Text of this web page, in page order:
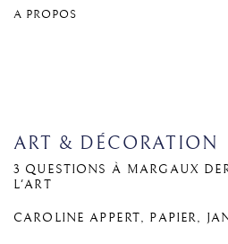
A PROPOS
ART & DÉCORATION
3 QUESTIONS À MARGAUX
L'ART
CAROLINE APPERT, PAPIER,